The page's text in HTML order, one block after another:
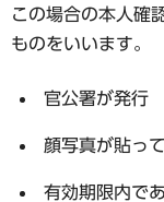
この場合の本人確
ものをいいます。
官公署が発行
顔写真が貼っ
有効期限内で